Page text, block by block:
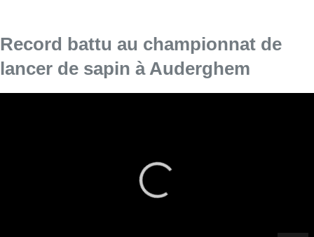
Record battu au championnat de
lancer de sapin à Auderghem
Le record datait de la première édition en 2013 avec un lancer